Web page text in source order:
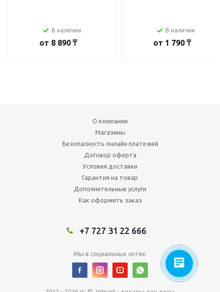
В наличии
от 8 890 ₸
В наличии
от 1 790 ₸
О компании
Магазины
Безопасность онлайн платежей
Договор оферта
Условия доставки
Гарантия на товар
Дополнительные услуги
Как оформить заказ
+7 727 31 22 666
Мы в социальных сетях: